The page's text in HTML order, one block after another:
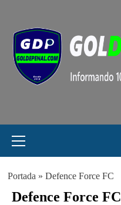
contenido
principal
Portada » Defence Force FC
Defence Force FC